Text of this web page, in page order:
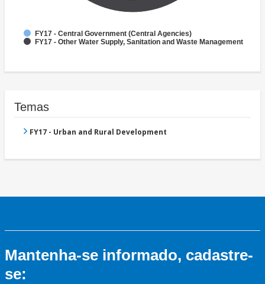
FY17 - Central Government (Central Agencies)
FY17 - Other Water Supply, Sanitation and Waste Management
Temas
FY17 - Urban and Rural Development
Mantenha-se informado, cadastre-
se: